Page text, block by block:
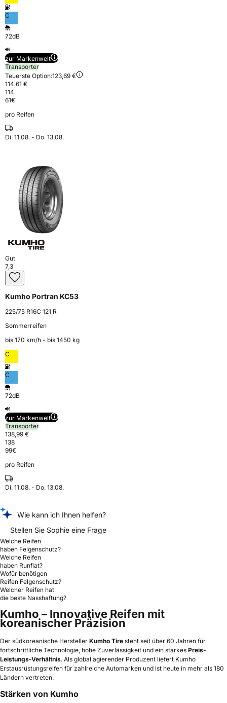
C
72dB
zur Markenwelt
Transporter
Teuerste Option:123,69 €
114,61 €
114
61€
pro Reifen
Di. 11.08. - Do. 13.08.
Gut
7,3
Kumho Portran KC53
225/75 R16C 121 R
Sommerreifen
bis 170 km⁠/⁠h - bis 1450 kg
C
C
72dB
zur Markenwelt
Transporter
138,99 €
138
99€
pro Reifen
Di. 11.08. - Do. 13.08.
Wie kann ich Ihnen helfen?
Stellen Sie Sophie eine Frage
Welche Reifen
haben Felgenschutz?
Welche Reifen
haben Runflat?
Wofür benötigen
Reifen Felgenschutz?
Welcher Reifen hat
die beste Nasshaftung?
Kumho – Innovative Reifen mit
koreanischer Präzision
Der südkoreanische Hersteller Kumho Tire steht seit über 60 Jahren für
fortschrittliche Technologie, hohe Zuverlässigkeit und ein starkes Preis-
Leistungs-Verhältnis. Als global agierender Produzent liefert Kumho
Erstausrüstungsreifen für zahlreiche Automarken und ist heute in mehr als 180
Ländern vertreten.
Stärken von Kumho